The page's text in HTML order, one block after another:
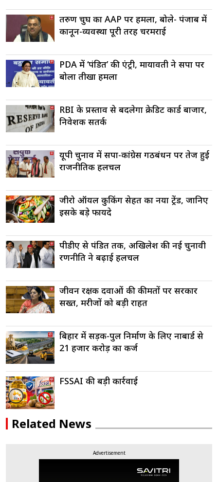
तरुण चुघ का AAP पर हमला, बोले- पंजाब में
कानून-व्यवस्था पूरी तरह चरमराई
PDA में ‘पंडित’ की एंट्री, मायावती ने सपा पर
बोला तीखा हमला
RBI के प्रस्ताव से बदलेगा क्रेडिट कार्ड बाजार,
निवेशक सतर्क
यूपी चुनाव में सपा-कांग्रेस गठबंधन पर तेज हुई
राजनीतिक हलचल
जीरो ऑयल कुकिंग सेहत का नया ट्रेंड, जानिए
इसके बड़े फायदे
पीडीए से पंडित तक, अखिलेश की नई चुनावी
रणनीति ने बढ़ाई हलचल
जीवन रक्षक दवाओं की कीमतों पर सरकार
सख्त, मरीजों को बड़ी राहत
बिहार में सड़क-पुल निर्माण के लिए नाबार्ड से
21 हजार करोड़ का कर्ज
FSSAI की बड़ी कार्रवाई
Related News
Advertisement